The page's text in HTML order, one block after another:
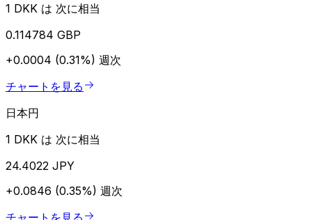
1 DKK は 次に相当
0.114784 GBP
+0.0004 (0.31%) 週次
チャートを見る
日本円
1 DKK は 次に相当
24.4022 JPY
+0.0846 (0.35%) 週次
チャートを見る